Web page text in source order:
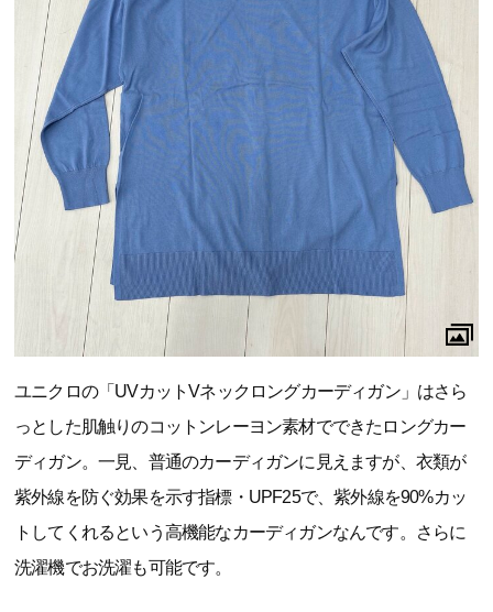
ユニクロの「UVカットVネックロングカーディガン」はさら
っとした肌触りのコットンレーヨン素材でできたロングカー
ディガン。一見、普通のカーディガンに見えますが、衣類が
紫外線を防ぐ効果を示す指標・UPF25で、紫外線を90%カッ
トしてくれるという高機能なカーディガンなんです。さらに
洗濯機でお洗濯も可能です。